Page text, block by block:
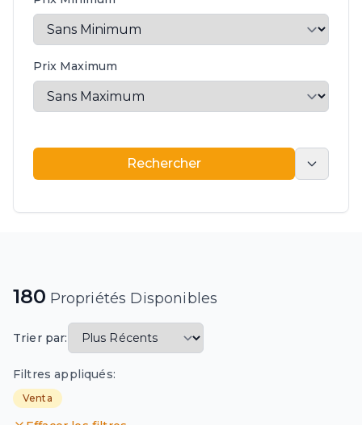
Prix Maximum
Rechercher
180 Propriétés Disponibles
Trier par:
Filtres appliqués:
Venta